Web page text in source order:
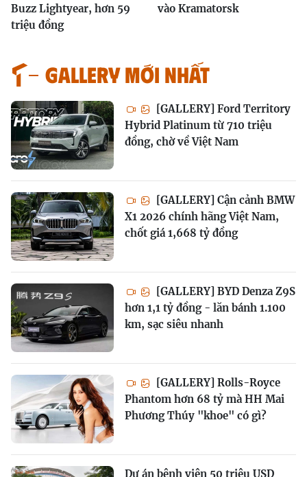
Buzz Lightyear, hơn 59
triệu đồng
vào Kramatorsk
GALLERY MỚI NHẤT
[GALLERY] Ford Territory
Hybrid Platinum từ 710 triệu
đồng, chờ về Việt Nam
[GALLERY] Cận cảnh BMW
X1 2026 chính hãng Việt Nam,
chốt giá 1,668 tỷ đồng
[GALLERY] BYD Denza Z9S
hơn 1,1 tỷ đồng - lăn bánh 1.100
km, sạc siêu nhanh
[GALLERY] Rolls-Royce
Phantom hơn 68 tỷ mà HH Mai
Phương Thúy "khoe" có gì?
Dự án bệnh viện 50 triệu USD